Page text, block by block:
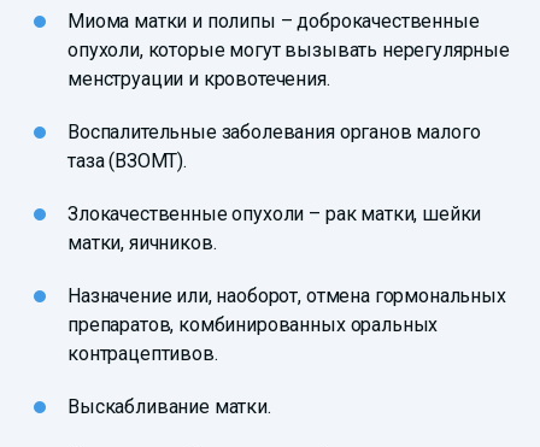
Миома матки и полипы – доброкачественные
опухоли, которые могут вызывать нерегулярные
менструации и кровотечения.
Воспалительные заболевания органов малого
таза (ВЗОМТ).
Злокачественные опухоли – рак матки, шейки
матки, яичников.
Назначение или, наоборот, отмена гормональных
препаратов, комбинированных оральных
контрацептивов.
Выскабливание матки.